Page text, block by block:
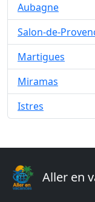
Aubagne
Salon-de-
Martigues
Miramas
Istres
Aller en